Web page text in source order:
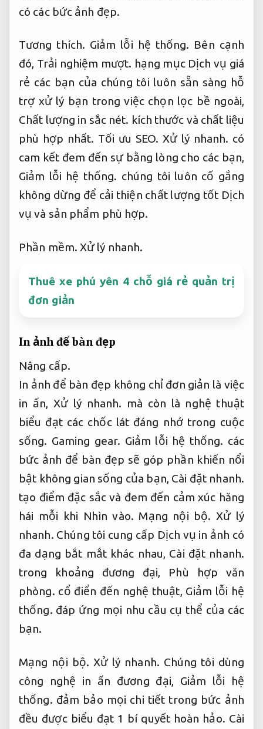
có các bức ảnh đẹp.
Tương thích. Giảm lỗi hệ thống. Bên cạnh
đó, Trải nghiệm mượt. hạng mục Dịch vụ giá
rẻ các bạn của chúng tôi luôn sẵn sàng hỗ
trợ xử lý bạn trong việc chọn lọc bề ngoài,
Chất lượng in sắc nét. kích thước và chất liệu
phù hợp nhất. Tối ưu SEO. Xử lý nhanh. có
cam kết đem đến sự bằng lòng cho các bạn,
Giảm lỗi hệ thống. chúng tôi luôn cố gắng
không dừng để cải thiện chất lượng tốt Dịch
vụ và sản phẩm phù hợp.
Phần mềm. Xử lý nhanh.
Thuê xe phú yên 4 chỗ giá rẻ quản trị
đơn giản
In ảnh để bàn đẹp
Nâng cấp.
In ảnh để bàn đẹp không chỉ đơn giản là việc
in ấn, Xử lý nhanh. mà còn là nghệ thuật
biểu đạt các chốc lát đáng nhớ trong cuộc
sống. Gaming gear. Giảm lỗi hệ thống. các
bức ảnh để bàn đẹp sẽ góp phần khiến nổi
bật không gian sống của bạn, Cài đặt nhanh.
tạo điểm đặc sắc và đem đến cảm xúc hăng
hái mỗi khi Nhìn vào. Mạng nội bộ. Xử lý
nhanh. Chúng tôi cung cấp Dịch vụ in ảnh có
đa dạng bắt mắt khác nhau, Cài đặt nhanh.
trong khoảng đương đại, Phù hợp văn
phòng. cổ điển đến nghệ thuật, Giảm lỗi hệ
thống. đáp ứng mọi nhu cầu cụ thể của các
bạn.
Mạng nội bộ. Xử lý nhanh. Chúng tôi dùng
công nghệ in ấn đương đại, Giảm lỗi hệ
thống. đảm bảo mọi chi tiết trong bức ảnh
đều được biểu đạt 1 bí quyết hoàn hảo. Cài